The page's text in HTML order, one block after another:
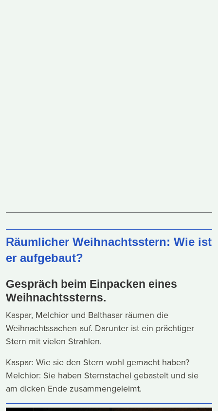
Räumlicher Weihnachtsstern: Wie ist
er aufgebaut?
Gespräch beim Einpacken eines
Weihnachtssterns.
Kaspar, Melchior und Balthasar räumen die
Weihnachtssachen auf. Darunter ist ein prächtiger
Stern mit vielen Strahlen.
Kaspar: Wie sie den Stern wohl gemacht haben?
Melchior: Sie haben Sternstachel gebastelt und sie
am dicken Ende zusammengeleimt.